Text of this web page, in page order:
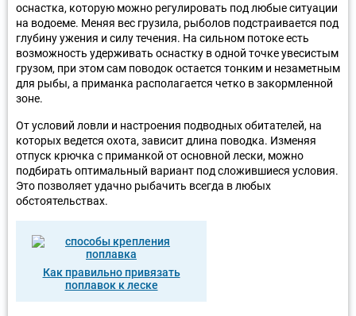
оснастка, которую можно регулировать под любые ситуации
на водоеме. Меняя вес грузила, рыболов подстраивается под
глубину ужения и силу течения. На сильном потоке есть
возможность удерживать оснастку в одной точке увесистым
грузом, при этом сам поводок остается тонким и незаметным
для рыбы, а приманка располагается четко в закормленной
зоне.
От условий ловли и настроения подводных обитателей, на
которых ведется охота, зависит длина поводка. Изменяя
отпуск крючка с приманкой от основной лески, можно
подбирать оптимальный вариант под сложившиеся условия.
Это позволяет удачно рыбачить всегда в любых
обстоятельствах.
Как правильно привязать
поплавок к леске